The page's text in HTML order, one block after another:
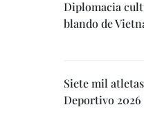
Diplomacia
blando de
Siete mil
Deportivo 2026